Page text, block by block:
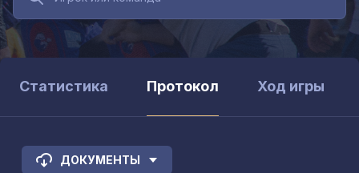
Статистика Протокол Ход игры
ДОКУМЕНТЫ